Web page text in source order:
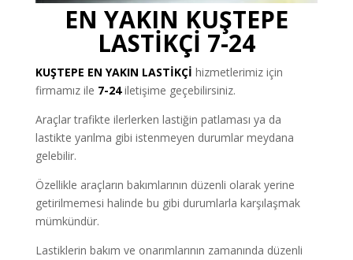
EN YAKIN KUŞTEPE
LASTİKÇİ 7-24
KUŞTEPE EN YAKIN LASTİKÇİ hizmetlerimiz için
firmamız ile 7-24iletişime geçebilirsiniz.
Araçlar trafikte ilerlerken lastiğin patlaması ya da
lastikte yarılma gibi istenmeyen durumlar meydana
gelebilir.
Özellikle araçların bakımlarının düzenli olarak yerine
getirilmemesi halinde bu gibi durumlarla karşılaşmak
mümkündür.
Lastiklerin bakım ve onarımlarının zamanında düzenli